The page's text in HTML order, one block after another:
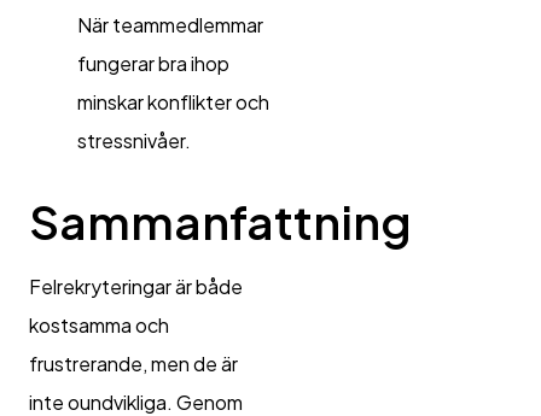
När teammedlemmar
fungerar bra ihop
minskar konflikter och
stressnivåer.
Sammanfattning
Felrekryteringar är både
kostsamma och
frustrerande, men de är
inte oundvikliga. Genom